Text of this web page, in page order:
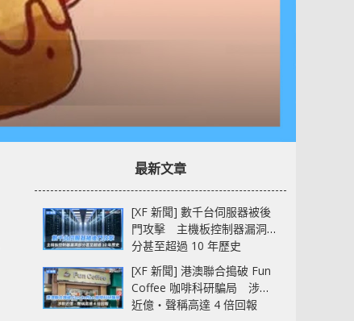
最新文章
[XF 新聞] 數千台伺服器被後
門攻擊 主機板控制器漏洞部
分甚至超過 10 年歷史
[XF 新聞] 港澳聯合搗破 Fun
Coffee 咖啡科研騙局 涉款
近億‧聲稱高達 4 倍回報